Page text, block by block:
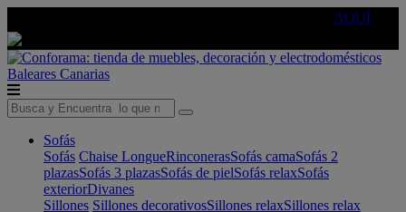
AQUÍ
Baleares Canarias
Sofás
Sofás Chaise LongueRinconerasSofás camaSofás 2
plazasSofás 3 plazasSofás de pielSofás relaxSofás
exteriorDivanes
Sillones Sillones decorativosSillones relaxSillones relax